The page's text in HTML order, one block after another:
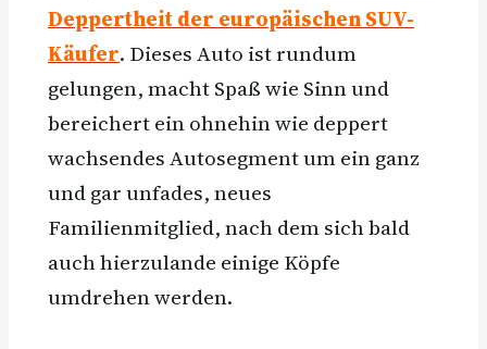
Deppertheit der europäischen SUV-
Käufer. Dieses Auto ist rundum
gelungen, macht Spaß wie Sinn und
bereichert ein ohnehin wie deppert
wachsendes Autosegment um ein ganz
und gar unfades, neues
Familienmitglied, nach dem sich bald
auch hierzulande einige Köpfe
umdrehen werden.